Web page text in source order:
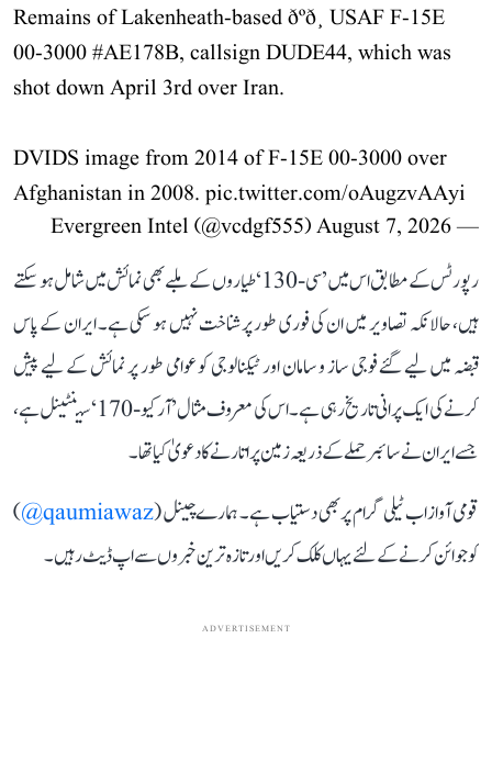
Remains of Lakenheath-based ðºð¸ USAF F-15E
00-3000#AE178B, callsign DUDE44, which was
shot down April 3rd over Iran.
DVIDS image from 2014 of F-15E 00-3000 over
Afghanistan in 2008. pic.twitter.com/oAugzvAAyi
— Evergreen Intel (@vcdgf555)
August 7, 2026
رپورٹس کے مطابق اس میں ’سی-130‘ طیاروں کے ملبے بھی نمائش میں شامل ہو سکتے
ہیں، حالانکہ تصاویر میں ان کی فوری طور پر شناخت نہیں ہو سکی ہے۔ ایران کے پاس
قبضہ میں لیے گئے فوجی ساز و سامان اور ٹیکنالوجی کو عوامی طور پر نمائش کے لیے پیش
کرنے کی ایک پرانی تاریخ رہی ہے۔ اس کی معروف مثال ’آر کیو-170‘ سینٹینل ہے،
جسے ایران نے سائبر حملے کے ذریعہ زمین پر اتارنے کا دعویٰ کیا تھا۔
قومی آواز اب ٹیلی گرام پر بھی دستیاب ہے۔ ہمارے چینل (qaumiawaz@
)
کو جوائن کرنے کے لئے یہاں کلک کریں اور تازہ ترین خبروں سے اپ ڈیٹ رہیں۔
ADVERTISEMENT